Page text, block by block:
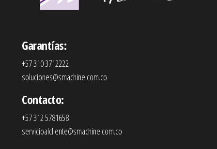
Garantías:
+57 310 3712222
soluciones@smachine.com.co
Contacto:
+57 312 5781658
servicioalcliente@smachine.com.co